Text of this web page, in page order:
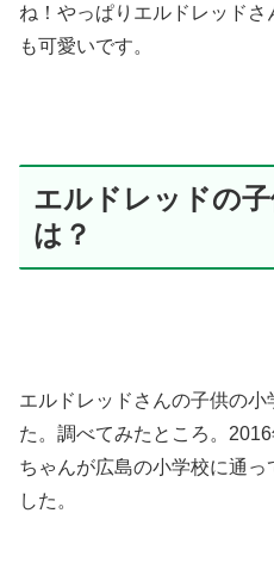
ね！やっぱりエルドレッド
も可愛いです。
エルドレッドの
は？
エルドレッドさんの子供の
た。調べてみたところ。
ちゃんが広島の小学校に通
した。